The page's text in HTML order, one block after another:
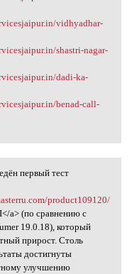
vidhyadhar-
shastri-nagar-
dadi-ka-
benad-call-
первый тест
product109120/
a> (по сравнению с
19.0.18), который
прирост. Столь
достигнуты
улучшению